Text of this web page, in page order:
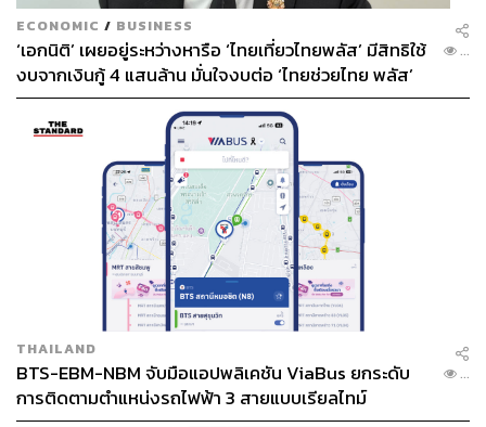
ECONOMIC / BUSINESS
‘เอกนิติ’ เผยอยู่ระหว่างหารือ ‘ไทยเที่ยวไทยพลัส’ มีสิทธิใช้
งบจากเงินกู้ 4 แสนล้าน มั่นใจงบต่อ ‘ไทยช่วยไทย พลัส’
เฟส 2 มีเพียงพอ
...
THAILAND
BTS-EBM-NBM จับมือแอปพลิเคชัน ViaBus ยกระดับ
การติดตามตำแหน่งรถไฟฟ้า 3 สายแบบเรียลไทม์
...